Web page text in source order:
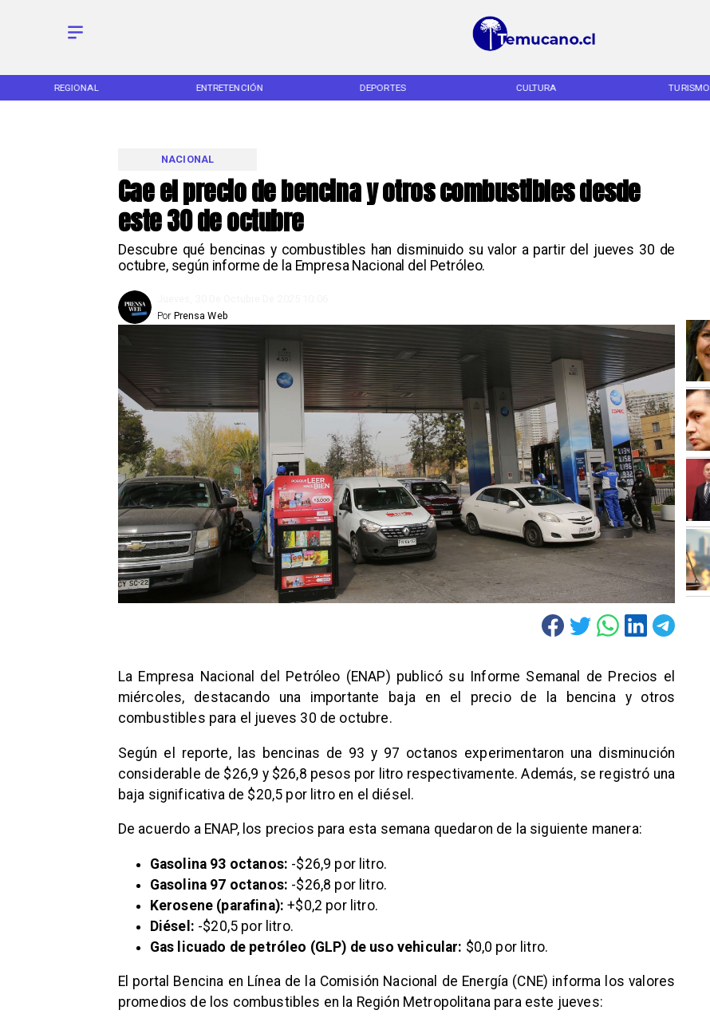
REGIONAL ENTRETENCIÓN DEPORTES CULTURA TURISMO
Cae el precio de bencina y otros combustibles desde
este 30 de octubre
Descubre qué bencinas y combustibles han disminuido su valor a partir del jueves 30 de
octubre, según informe de la Empresa Nacional del Petróleo.
NACIONAL
Prensa Web
Por
La Empresa Nacional del Petróleo (ENAP) publicó su Informe Semanal de Precios el
miércoles, destacando una importante baja en el precio de la bencina y otros
combustibles para el jueves 30 de octubre.
Según el reporte, las bencinas de 93 y 97 octanos experimentaron una disminución
considerable de $26,9 y $26,8 pesos por litro respectivamente. Además, se registró una
baja significativa de $20,5 por litro en el diésel.
De acuerdo a ENAP, los precios para esta semana quedaron de la siguiente manera:
Gasolina 93 octanos: -$26,9 por litro.
Gasolina 97 octanos: -$26,8 por litro.
Kerosene (parafina): +$0,2 por litro.
Diésel: -$20,5 por litro.
Gas licuado de petróleo (GLP) de uso vehicular: $0,0 por litro.
El portal Bencina en Línea de la Comisión Nacional de Energía (CNE) informa los valores
promedios de los combustibles en la Región Metropolitana para este jueves: